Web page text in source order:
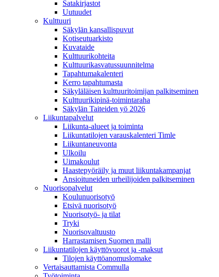
Satakirjastot
Uutuudet
Kulttuuri
Säkylän kansallispuvut
Kotiseutuarkisto
Kuvataide
Kulttuurikohteita
Kulttuurikasvatussuunnitelma
Tapahtumakalenteri
Kerro tapahtumasta
Säkyläläisen kulttuuritoimijan palkitseminen
Kulttuurikipinä-toimintaraha
Säkylän Taiteiden yö 2026
Liikuntapalvelut
Liikunta-alueet ja toiminta
Liikuntatilojen varauskalenteri Timle
Liikuntaneuvonta
Ulkoilu
Uimakoulut
Haastepyöräily ja muut liikuntakampanjat
Ansioituneiden urheilijoiden palkitseminen
Nuorisopalvelut
Koulunuorisotyö
Etsivä nuorisotyö
Nuorisotyö- ja tilat
Tryki
Nuorisovaltuusto
Harrastamisen Suomen malli
Liikuntatilojen käyttövuorot ja -maksut
Tilojen käyttöanomuslomake
Vertaisauttamista Commulla